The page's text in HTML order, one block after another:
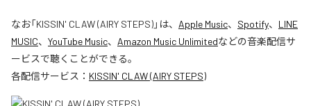
なお「KISSIN' CLAW (AIRY STEPS)」は、 Apple Music、 Spotify、 LINE
MUSIC、 YouTube Music、 Amazon Music Unlimitedなどの音楽配信サ
ービスで聴くことができる。
各配信サービス： KISSIN' CLAW (AIRY STEPS)